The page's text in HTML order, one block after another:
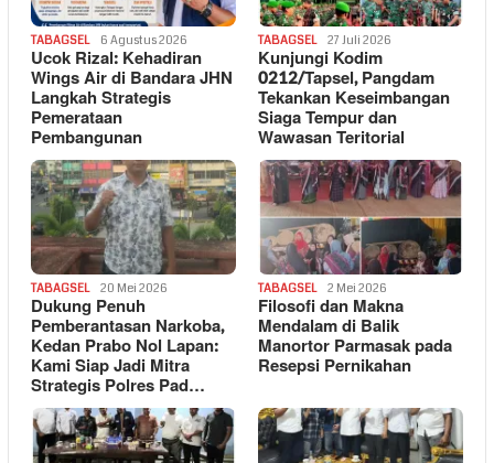
TABAGSEL 6 Agustus 2026
Ucok Rizal: Kehadiran
Wings Air di Bandara JHN
Langkah Strategis
Pemerataan
Pembangunan
TABAGSEL 27 Juli 2026
Kunjungi Kodim
0212/Tapsel, Pangdam
Tekankan Keseimbangan
Siaga Tempur dan
Wawasan Teritorial
TABAGSEL 20 Mei 2026
Dukung Penuh
Pemberantasan Narkoba,
Kedan Prabo Nol Lapan:
Kami Siap Jadi Mitra
Strategis Polres Pad…
TABAGSEL 2 Mei 2026
Filosofi dan Makna
Mendalam di Balik
Manortor Parmasak pada
Resepsi Pernikahan